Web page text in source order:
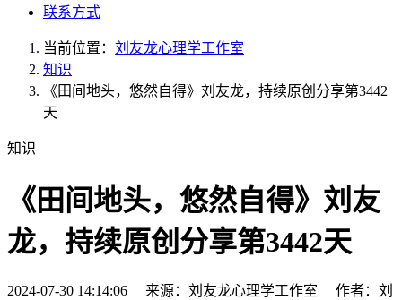
联系方式
当前位置： 刘友龙心理学工作室
知识
《田间地头，悠然自得》刘友龙，持续原创分享第3442
天
知识
《田间地头，悠然自得》刘友
龙，持续原创分享第3442天
2024-07-30 14:14:06 来源：刘友龙心理学工作室 作者：刘